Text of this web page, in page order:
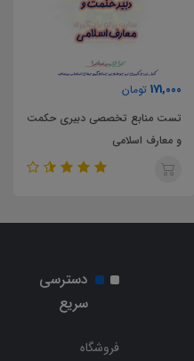
171,000 تومان
تست منابع تخصصی دبیری حکمت
و معارف اسلامی
دسترسی
سریع
فروشگاه